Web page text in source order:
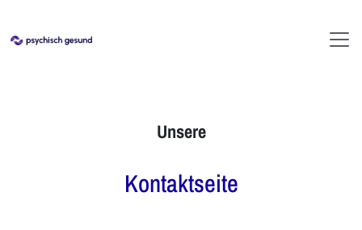
Unsere
Kontaktseite